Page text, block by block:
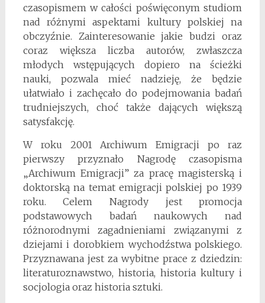
czasopismem w całości poświęconym studiom
nad różnymi aspektami kultury polskiej na
obczyźnie. Zainteresowanie jakie budzi oraz
coraz większa liczba autorów, zwłaszcza
młodych wstępujących dopiero na ścieżki
nauki, pozwala mieć nadzieję, że będzie
ułatwiało i zachęcało do podejmowania badań
trudniejszych, choć także dających większą
satysfakcję.
W roku 2001 Archiwum Emigracji po raz
pierwszy przyznało Nagrodę czasopisma
„Archiwum Emigracji” za pracę magisterską i
doktorską na temat emigracji polskiej po 1939
roku. Celem Nagrody jest promocja
podstawowych badań naukowych nad
różnorodnymi zagadnieniami związanymi z
dziejami i dorobkiem wycho­dźstwa polskiego.
Przyznawana jest za wybitne prace z dziedzin:
literaturoznawstwo, historia, historia kultury i
socjologia oraz historia sztuki.